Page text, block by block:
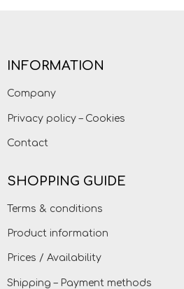
INFORMATION
Company
Privacy policy – Cookies
Contact
SHOPPING GUIDE
Terms & conditions
Product information
Prices / Availability
Shipping – Payment methods